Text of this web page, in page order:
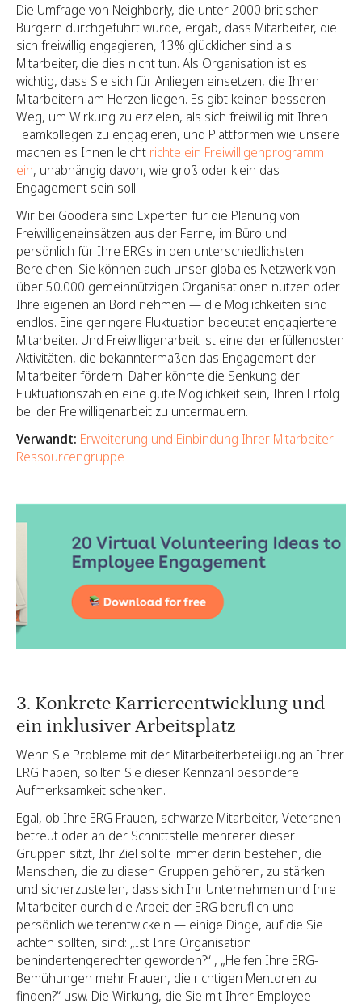
Die Umfrage von Neighborly, die unter 2000 britischen
Bürgern durchgeführt wurde, ergab, dass Mitarbeiter, die
sich freiwillig engagieren, 13% glücklicher sind als
Mitarbeiter, die dies nicht tun. Als Organisation ist es
wichtig, dass Sie sich für Anliegen einsetzen, die Ihren
Mitarbeitern am Herzen liegen. Es gibt keinen besseren
Weg, um Wirkung zu erzielen, als sich freiwillig mit Ihren
Teamkollegen zu engagieren, und Plattformen wie unsere
machen es Ihnen leicht richte ein Freiwilligenprogramm
ein, unabhängig davon, wie groß oder klein das
Engagement sein soll.
Wir bei Goodera sind Experten für die Planung von
Freiwilligeneinsätzen aus der Ferne, im Büro und
persönlich für Ihre ERGs in den unterschiedlichsten
Bereichen. Sie können auch unser globales Netzwerk von
über 50.000 gemeinnützigen Organisationen nutzen oder
Ihre eigenen an Bord nehmen — die Möglichkeiten sind
endlos. Eine geringere Fluktuation bedeutet engagiertere
Mitarbeiter. Und Freiwilligenarbeit ist eine der erfüllendsten
Aktivitäten, die bekanntermaßen das Engagement der
Mitarbeiter fördern. Daher könnte die Senkung der
Fluktuationszahlen eine gute Möglichkeit sein, Ihren Erfolg
bei der Freiwilligenarbeit zu untermauern.
Verwandt: Erweiterung und Einbindung Ihrer Mitarbeiter-
Ressourcengruppe
3. Konkrete Karriereentwicklung und
ein inklusiver Arbeitsplatz
Wenn Sie Probleme mit der Mitarbeiterbeteiligung an Ihrer
ERG haben, sollten Sie dieser Kennzahl besondere
Aufmerksamkeit schenken.
Egal, ob Ihre ERG Frauen, schwarze Mitarbeiter, Veteranen
betreut oder an der Schnittstelle mehrerer dieser
Gruppen sitzt, Ihr Ziel sollte immer darin bestehen, die
Menschen, die zu diesen Gruppen gehören, zu stärken
und sicherzustellen, dass sich Ihr Unternehmen und Ihre
Mitarbeiter durch die Arbeit der ERG beruflich und
persönlich weiterentwickeln — einige Dinge, auf die Sie
achten sollten, sind: „Ist Ihre Organisation
behindertengerechter geworden?“ , „Helfen Ihre ERG-
Bemühungen mehr Frauen, die richtigen Mentoren zu
finden?“ usw. Die Wirkung, die Sie mit Ihrer Employee